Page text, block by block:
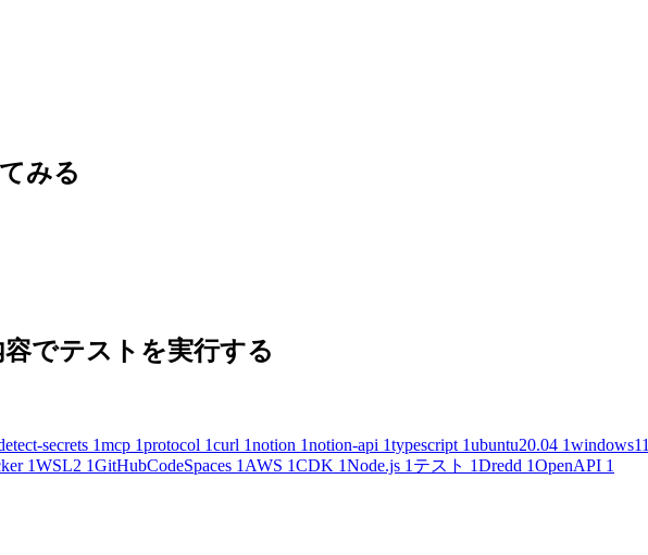
みる
でテストを実行する
secrets 1mcp 1protocol 1curl 1notion 1notion-api 1typescript 1ubuntu20.04 1windows11
1WSL2 1GitHubCodeSpaces 1 AWS 1CDK 1Node.js 1 テスト 1Dredd 1OpenAPI 1